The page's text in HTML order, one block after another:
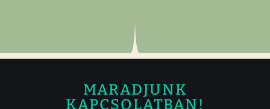
MARADJUNK
KAPCSOLATBAN!